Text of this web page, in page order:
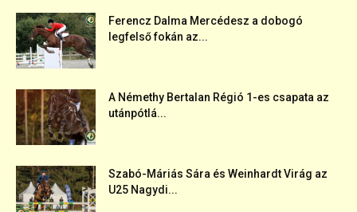
Ferencz Dalma Mercédesz a dobogó
legfelső fokán az...
A Némethy Bertalan Régió 1-es csapata az
utánpótlá...
Szabó-Máriás Sára és Weinhardt Virág az
U25 Nagydi...